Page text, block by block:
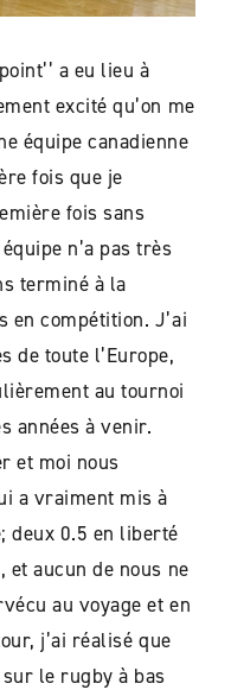
a eu lieu à
excité qu’on me
équipe canadienne
fois que je
fois sans
n’a pas très
terminé à la
en compétition. J’ai
de toute l’Europe,
au tournoi
années à venir.
et moi nous
a vraiment mis à
deux 0.5 en liberté
aucun de nous ne
au voyage et en
j’ai réalisé que
le rugby à bas